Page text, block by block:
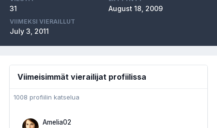
31 August 18, 2009
VIIMEKSI VIERAILLUT
July 3, 2011
Viimeisimmät vierailijat profiilissa
1008 profiilin katselua
Amelia02